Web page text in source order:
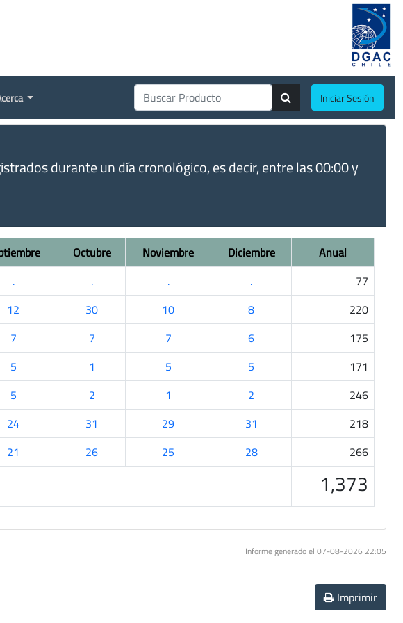
Iniciar Sesión
durante un día cronológico, es decir, entre las 00:00 y
Octubre Noviembre Diciembre
Anual
. . . .
77
12 30 10 8
220
7 7 7 6
175
5 1 5 5
171
5 2 1 2
246
24 31 29 31
218
21 26 25 28 266
1,373
Informe generado el 07-08-2026 22:05
Imprimir